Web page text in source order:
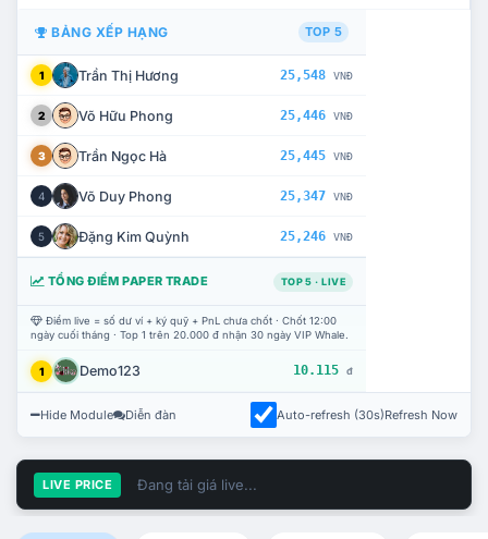
BẢNG XẾP HẠNG TOP 5
1 Trần Thị Hương 25,548 VNĐ
2 Võ Hữu Phong 25,446 VNĐ
3 Trần Ngọc Hà 25,445 VNĐ
4 Võ Duy Phong 25,347 VNĐ
5 Đặng Kim Quỳnh 25,246 VNĐ
TỔNG ĐIỂM PAPER TRADE TOP 5 · LIVE
Điểm live = số dư ví + ký quỹ + PnL chưa chốt · Chốt 12:00
ngày cuối tháng · Top 1 trên 20.000 đ nhận 30 ngày VIP Whale.
1 Demo123 10.115 đ
Hide Module Diễn đàn Auto-refresh (30s)Refresh Now
LIVE PRICE Đang tải giá live...